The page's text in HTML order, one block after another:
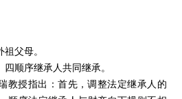
第一单元的主题是“法定继承制度的完